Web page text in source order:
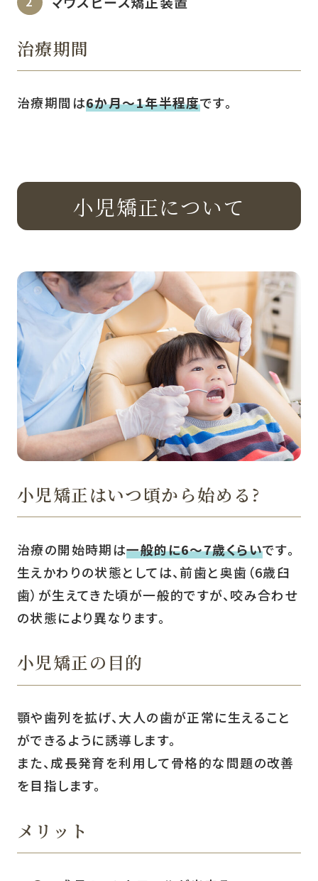
治療期間
治療期間は6か月〜1年半程度です。
小児矯正について
小児矯正はいつ頃から始める?
治療の開始時期は一般的に6〜7歳くらいです。
生えかわりの状態としては、前歯と奥歯（6歳臼
歯）が生えてきた頃が一般的ですが、咬み合わせ
の状態により異なります。
小児矯正の目的
顎や歯列を拡げ、大人の歯が正常に生えること
ができるように誘導します。
また、成長発育を利用して骨格的な問題の改善
を目指します。
メリット